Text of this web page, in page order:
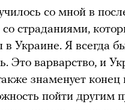
со мной в
со страданиями,
Украине. Я всегда
Это варварство, и
знаменует конец
пойти другим